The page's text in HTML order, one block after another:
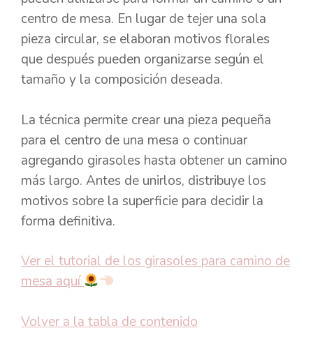
centro de mesa. En lugar de tejer una sola
pieza circular, se elaboran motivos florales
que después pueden organizarse según el
tamaño y la composición deseada.
La técnica permite crear una pieza pequeña
para el centro de una mesa o continuar
agregando girasoles hasta obtener un camino
más largo. Antes de unirlos, distribuye los
motivos sobre la superficie para decidir la
forma definitiva.
Ver el tutorial de los girasoles para camino de
mesa aquí
Volver a la tabla de contenido